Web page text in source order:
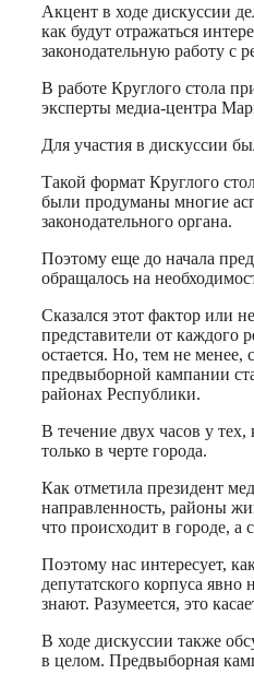
Акцент в ходе дискуссии
как будут отражаться
законодательную работу с
В работе Круглого стола
эксперты медиа-центра
Для участия в дискуссии
Такой формат Круглого
были продуманы многие
законодательного органа.
Поэтому еще до начала
обращалось на
Сказался этот фактор или
представители от каждого
остается. Но, тем не
предвыборной кампании
районах Республики.
В течение двух часов у
только в черте города.
Как отметила президент
направленность, районы
что происходит в городе, а
Поэтому нас интересует,
депутатского корпуса
знают. Разумеется, это
В ходе дискуссии также
в целом. Предвыборная